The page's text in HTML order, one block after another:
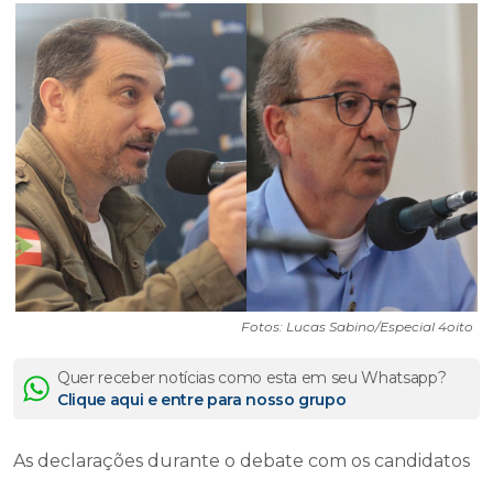
Fotos: Lucas Sabino/Especial 4oito
Quer receber notícias como esta em seu Whatsapp?
Clique aqui e entre para nosso grupo
As declarações durante o debate com os candidatos